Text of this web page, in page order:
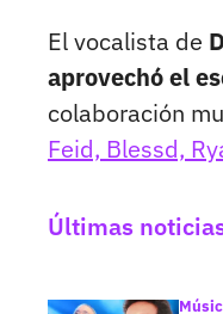
El vocalista de
aprovechó el
colaboración
Feid, Blessd,
Últimas